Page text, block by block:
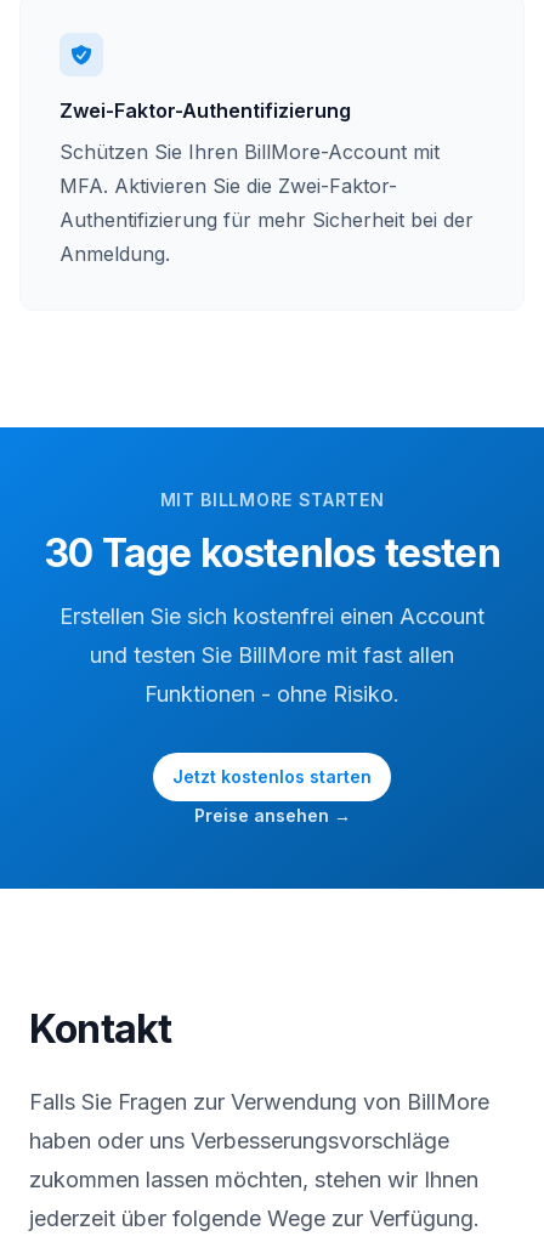
Zwei-Faktor-Authentifizierung
Schützen Sie Ihren BillMore-Account mit
MFA. Aktivieren Sie die Zwei-Faktor-
Authentifizierung für mehr Sicherheit bei der
Anmeldung.
MIT BILLMORE STARTEN
30 Tage kostenlos testen
Erstellen Sie sich kostenfrei einen Account
und testen Sie BillMore mit fast allen
Funktionen - ohne Risiko.
Jetzt kostenlos starten
Preise ansehen →
Kontakt
Falls Sie Fragen zur Verwendung von BillMore
haben oder uns Verbesserungsvorschläge
zukommen lassen möchten, stehen wir Ihnen
jederzeit über folgende Wege zur Verfügung.